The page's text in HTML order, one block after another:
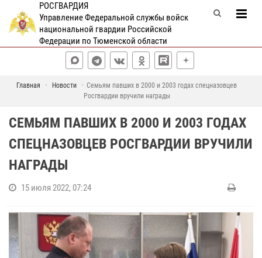
РОСГВАРДИЯ
Управление Федеральной службы войск
национальной гвардии Российской
Федерации по Тюменской области
Главная Новости
Семьям павших в 2000 и 2003 годах спецназовцев
Росгвардии вручили награды
СЕМЬЯМ ПАВШИХ В 2000 И 2003 ГОДАХ
СПЕЦНАЗОВЦЕВ РОСГВАРДИИ ВРУЧИЛИ
НАГРАДЫ
15 июля 2022, 07:24